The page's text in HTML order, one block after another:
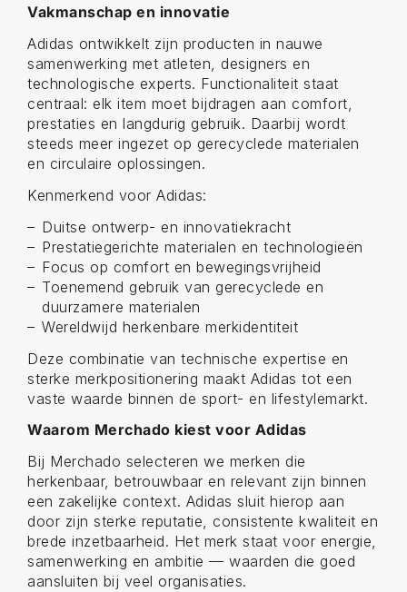
Vakmanschap en innovatie
Adidas ontwikkelt zijn producten in nauwe
samenwerking met atleten, designers en
technologische experts. Functionaliteit staat
centraal: elk item moet bijdragen aan comfort,
prestaties en langdurig gebruik. Daarbij wordt
steeds meer ingezet op gerecyclede materialen
en circulaire oplossingen.
Kenmerkend voor Adidas:
Duitse ontwerp- en innovatiekracht
Prestatiegerichte materialen en technologieën
Focus op comfort en bewegingsvrijheid
Toenemend gebruik van gerecyclede en
duurzamere materialen
Wereldwijd herkenbare merkidentiteit
Deze combinatie van technische expertise en
sterke merkpositionering maakt Adidas tot een
vaste waarde binnen de sport- en lifestylemarkt.
Waarom Merchado kiest voor Adidas
Bij Merchado selecteren we merken die
herkenbaar, betrouwbaar en relevant zijn binnen
een zakelijke context. Adidas sluit hierop aan
door zijn sterke reputatie, consistente kwaliteit en
brede inzetbaarheid. Het merk staat voor energie,
samenwerking en ambitie — waarden die goed
aansluiten bij veel organisaties.